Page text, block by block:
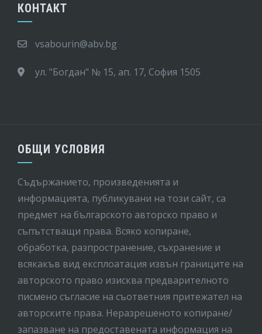
КОНТАКТ
vsabourin@abv.bg
ул. "Богдан" № 15, ап. 17, София 1505
ОБЩИ УСЛОВИЯ
Съдържанието, произведенията и
информацията, публикувани на този сайт, са
предмет на бългaрското авторско право и
съпътстващи права. Всяко копиране,
обработка, разпространение, съхранение и
всякакъв вид експлоатация извън границите на
авторското право изисква предварителното
писмено съгласие на съответния притежател на
авторските права. Неразрешеното копиране/
запазване на предоставената информация на